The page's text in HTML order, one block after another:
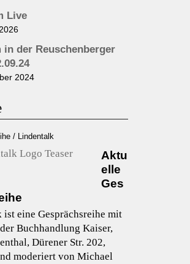
Live
in der Reuschenberger
2024
/ Lindentalk
Aktu
elle
Ges
eine Gesprächsreihe mit
Buchhandlung Kaiser,
Dürener Str. 202,
moderiert von Michael